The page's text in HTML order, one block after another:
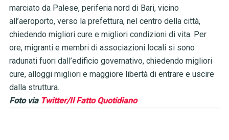
marciato da Palese, periferia nord di Bari, vicino
all’aeroporto, verso la prefettura, nel centro della città,
chiedendo migliori cure e migliori condizioni di vita. Per
ore, migranti e membri di associazioni locali si sono
radunati fuori dall’edificio governativo, chiedendo migliori
cure, alloggi migliori e maggiore libertà di entrare e uscire
dalla struttura.
Foto via Twitter/Il Fatto Quotidiano